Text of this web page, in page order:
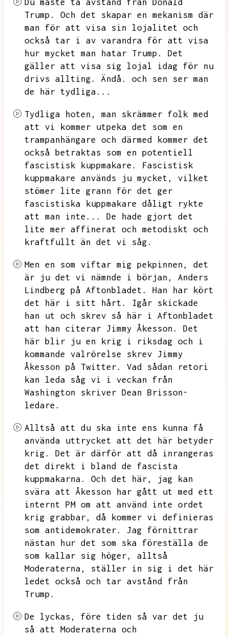
Du måste ta avstånd från Donald
Trump.
Och det skapar en mekanism där
man för att visa sin lojalitet och
också tar i av varandra för att visa
hur mycket man hatar Trump.
Det
gäller att visa sig lojal idag för nu
drivs allting.
Ändå.
och sen ser man
de här tydliga...
Tydliga hoten,
man skrämmer folk med
att vi kommer utpeka det som en
trampanhängare och därmed kommer det
också betraktas som en potentiell
fascistisk kuppmakare.
Fascistisk
kuppmakare används ju mycket,
vilket
stömer lite grann för det ger
fascistiska kuppmakare dåligt rykte
att man inte...
De hade gjort det
lite mer affinerat och metodiskt och
kraftfullt än det vi såg.
Men en som viftar mig pekpinnen,
det
är ju det vi nämnde i början,
Anders
Lindberg på Aftonbladet.
Han har kört
det här i sitt hårt.
Igår skickade
han ut och skrev så här i Aftonbladet
att han citerar Jimmy Åkesson.
Det
här blir ju en krig i riksdag och i
kommande valrörelse skrev Jimmy
Åkesson på Twitter.
Vad sådan retori
kan leda såg vi i veckan från
Washington skriver Dean Brisson-
ledare.
Alltså att du ska inte ens kunna få
använda uttrycket att det här betyder
krig.
Det är därför att då inrangeras
det direkt i bland de fascista
kuppmakarna.
Och det här,
jag kan
svära att Åkesson har gått ut med ett
internt PM om att använd inte ordet
krig grabbar,
då kommer vi definieras
som antidemokrater.
Jag förnittrar
nästan hur det som ska föreställa de
som kallar sig höger,
alltså
Moderaterna,
ställer in sig i det här
ledet också och tar avstånd från
Trump.
De lyckas,
före tiden så var det ju
så att Moderaterna och